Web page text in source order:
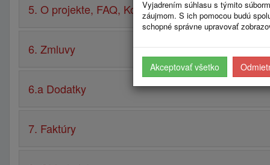
5. O projekte, FAQ, Kontakt, Návod
6. Zmluvy
6.a Dodatky
7. Faktúry
Vyjadrením súhlasu s týmito
záujmom. S ich pomocou budú
schopné správne upravovať
Akceptovať všetko